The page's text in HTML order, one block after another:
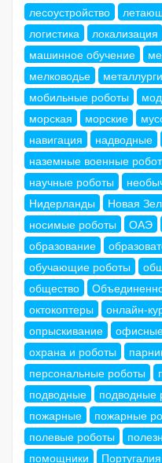
лесоустройство
логистика
локализация
машинное обучение
мелководье
мобильные роботы
морская
морские
навигация
надводные
наземные военные
научные роботы
Нидерланды
Новая
носимые роботы
ОАЭ
образование
обучающие роботы
общество
октокоптеры
онлайн-
опрыскивание
охрана и роботы
персональные роботы
подводные
подводные
пожарные
пожарные
полевые роботы
помощники
Португалия